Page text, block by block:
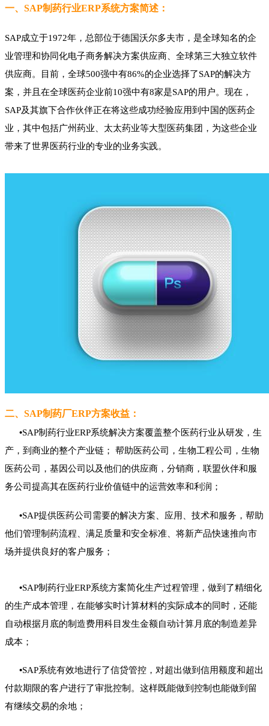
一、SAP制药行业ERP系统方案简述：
SAP成立于1972年，总部位于德国沃尔多夫市，是全球知名的企
业管理和协同化电子商务解决方案供应商、全球第三大独立软件
供应商。目前，全球500强中有86%的企业选择了SAP的解决方
案，并且在全球医药企业前10强中有8家是SAP的用户。现在，
SAP及其旗下合作伙伴正在将这些成功经验应用到中国的医药企
业，其中包括广州药业、太太药业等大型医药集团，为这些企业
带来了世界医药行业的专业的业务实践。
二、SAP制药厂ERP方案收益：
•SAP制药行业ERP系统解决方案覆盖整个医药行业从研发，生
产，到商业的整个产业链； 帮助医药公司，生物工程公司，生物
医药公司，基因公司以及他们的供应商，分销商，联盟伙伴和服
务公司提高其在医药行业价值链中的运营效率和利 润；
•SAP提供医药公司需要的解决方案、应用、技术和服务，帮助
他们管理制药流程、满足质量和安全标准、将新产品快速推向市
场并提供良好的客户服务；
•SAP制药行业ERP系统方案简化生产过程管理，做到了精细化
的生产成本管理，在能够实时计算材料的实际成本的同时，还能
自动根据月底的制造费用科目发生金额自动计算月底的制造差异
成本；
•SAP系统有效地进行了信贷管控，对超出做到信用额度和超出
付款期限的客户进行了审批控制。这样既能做到控制也能做到留
有继续交易的余地；